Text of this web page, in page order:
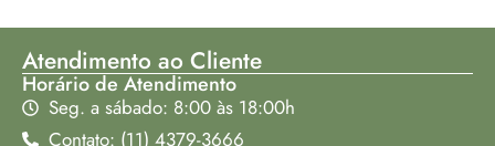
Atendimento ao Cliente
Horário de Atendimento
Seg. a sábado: 8:00 às 18:00h
Contato: (11) 4379-3666